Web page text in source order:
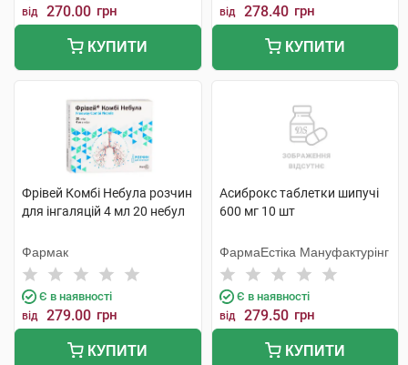
від 270.00 грн
КУПИТИ
від 278.40 грн
КУПИТИ
Фрівей Комбі Небула розчин
для інгаляцій 4 мл 20 небул
Фармак
Є в наявності
від 279.00 грн
КУПИТИ
Асиброкс таблетки шипучі
600 мг 10 шт
ФармаЕстіка Мануфактурінг
Є в наявності
від 279.50 грн
КУПИТИ